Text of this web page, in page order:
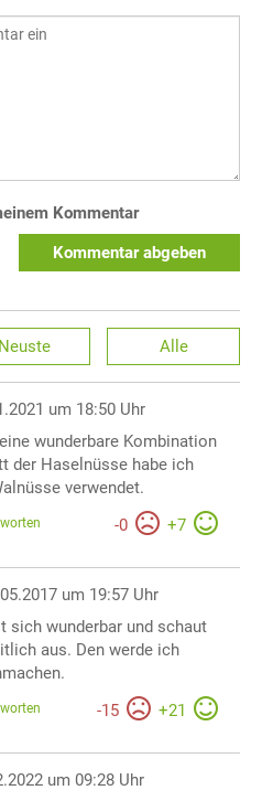
Kommentar
Kommentar abgeben
Neuste Alle
um 18:50 Uhr
wunderbare Kombination
der Haselnüsse habe ich
verwendet.
-0 +7
um 19:57 Uhr
sich wunderbar und schaut
aus. Den werde ich
-15 +21
um 09:28 Uhr